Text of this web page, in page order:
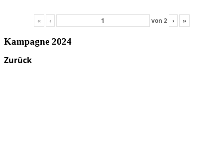
« ‹ von 2 › »
Kampagne 2024
Zurück